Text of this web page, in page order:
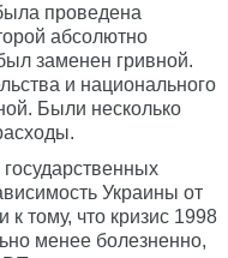
проведена
абсолютно
заменен гривной.
и национального
Были несколько
Украины от
тому, что кризис 1998
менее болезненно,